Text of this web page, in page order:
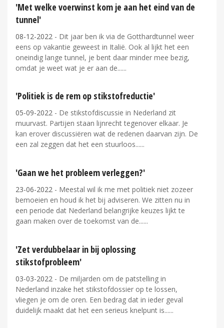
'Met welke voerwinst kom je aan het eind van de
tunnel'
08-12-2022 - Dit jaar ben ik via de Gotthardtunnel weer
eens op vakantie geweest in Italië. Ook al lijkt het een
oneindig lange tunnel, je bent daar minder mee bezig,
omdat je weet wat je er aan de...
'Politiek is de rem op stikstofreductie'
05-09-2022 - De stikstofdiscussie in Nederland zit
muurvast. Partijen staan lijnrecht tegenover elkaar. Je
kan erover discussiëren wat de redenen daarvan zijn. De
een zal zeggen dat het een stuurloos...
'Gaan we het probleem verleggen?'
23-06-2022 - Meestal wil ik me met politiek niet zozeer
bemoeien en houd ik het bij adviseren. We zitten nu in
een periode dat Nederland belangrijke keuzes lijkt te
gaan maken over de toekomst van de...
'Zet verdubbelaar in bij oplossing
stikstofprobleem'
03-03-2022 - De miljarden om de patstelling in
Nederland inzake het stikstofdossier op te lossen,
vliegen je om de oren. Een bedrag dat in ieder geval
duidelijk maakt dat het een serieus knelpunt is...